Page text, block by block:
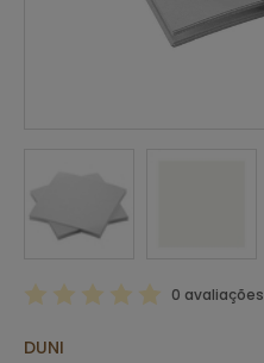
0 avaliações
DUNI